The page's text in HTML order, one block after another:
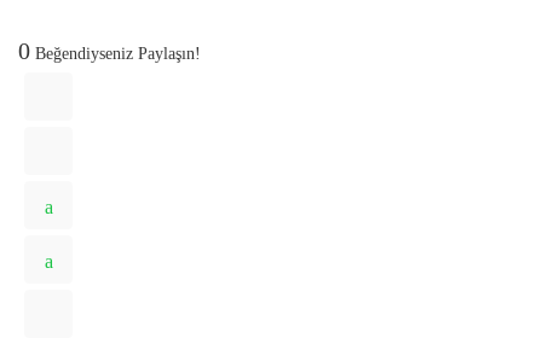
0 Beğendiyseniz Paylaşın!